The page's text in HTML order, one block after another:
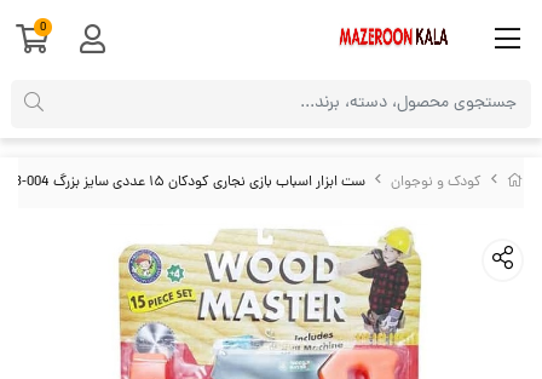
کودک و نوجوان ست ابزار اسباب بازی نجاری کودکان ۱۵ عددی سایز بزرگ TAB-004
0